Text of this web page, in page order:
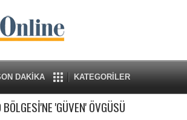
DAKİKA KATEGORİLER
BÖLGESİ'NE 'GÜVEN' ÖVGÜSÜ